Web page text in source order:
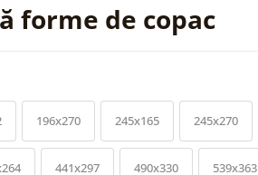
forme de copac
196x270 245x165 245x270
441x297 490x330 539x363